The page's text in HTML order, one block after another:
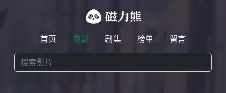
首页 电影 剧集 榜单 留言